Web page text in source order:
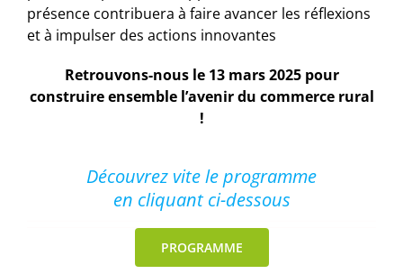
présence contribuera à faire avancer les réflexions
et à impulser des actions innovantes
Retrouvons-nous le 13 mars 2025 pour
construire ensemble l’avenir du commerce rural
!
Découvrez vite le programme
en cliquant ci-dessous
PROGRAMME